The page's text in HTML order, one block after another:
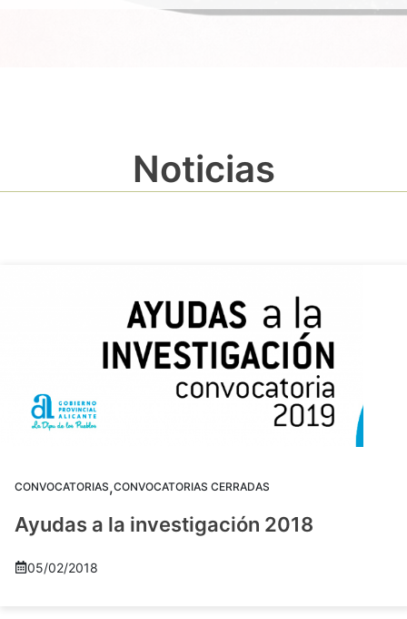
Noticias
CONVOCATORIAS,CONVOCATORIAS CERRADAS
Ayudas a la investigación 2018
05/02/2018